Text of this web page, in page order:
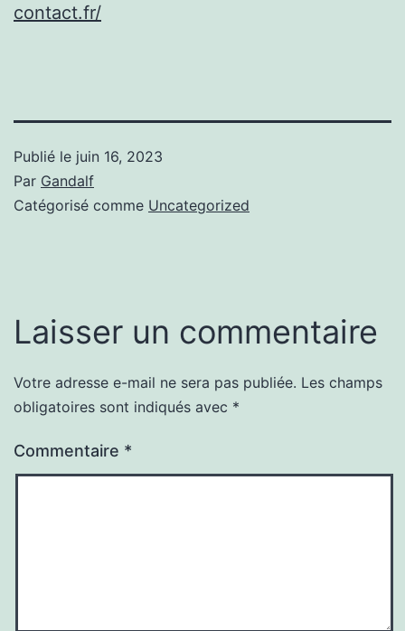
contact.fr/
Publié le juin 16, 2023
Par Gandalf
Catégorisé comme Uncategorized
Laisser un commentaire
Votre adresse e-mail ne sera pas publiée. Les champs
obligatoires sont indiqués avec *
Commentaire *